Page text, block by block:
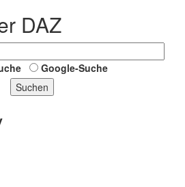
DAZ
Google-Suche
Suchen